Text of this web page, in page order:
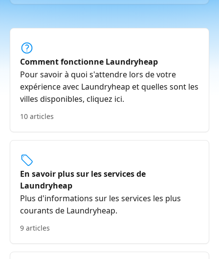
Comment fonctionne Laundryheap
Pour savoir à quoi s'attendre lors de votre
expérience avec Laundryheap et quelles sont les
villes disponibles, cliquez ici.
10 articles
En savoir plus sur les services de
Laundryheap
Plus d'informations sur les services les plus
courants de Laundryheap.
9 articles